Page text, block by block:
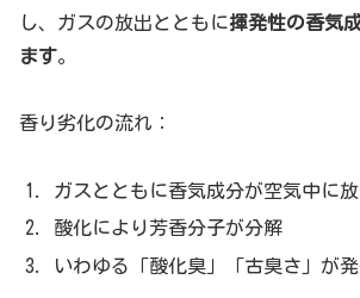
し、ガスの放出とともに揮発性の香気
ます。
香り劣化の流れ：
ガスとともに香気成分が空気中に
酸化により芳香分子が分解
いわゆる「酸化臭」「古臭さ」が